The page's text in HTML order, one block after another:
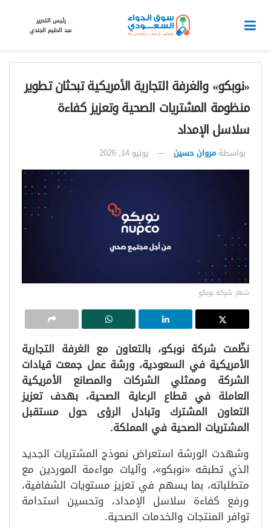
رئيس التحرير
عبد الحليم الجندي
«نوبكو» والغرفة التجارية الأمريكية تبحثان تطوير
منظومة المشتريات الصحية وتعزيز كفاءة
سلاسل الإمداد
بواسطة مروان حسين يونيو 14, 2026
شعار شركة نوبكو
نظّمت شركة نوبكو، بالتعاون مع الغرفة التجارية
الأمريكية في السعودية، ورشة عمل جمعت قيادات
الشركة وممثلي الشركات والمصانع الأمريكية
العاملة في قطاع الرعاية الصحية، بهدف تعزيز
التعاون المشترك وتبادل الرؤى حول مستقبل
المشتريات الصحية في المملكة.
وشهدت الورشة استعراض نموذج المشتريات الجديد
الذي تطبقه «نوبكو»، وآليات مواءمة الموردين مع
متطلباته، بما يسهم في تعزيز مستويات الشفافية،
ورفع كفاءة سلاسل الإمداد، وتحسين استدامة
توافر المنتجات والخدمات الصحية.